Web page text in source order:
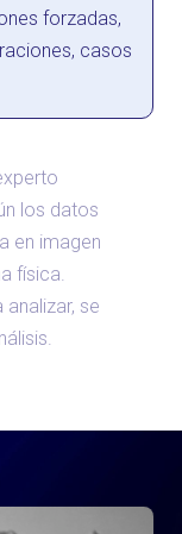
forzadas,
casos
los datos
en imagen
física.
se